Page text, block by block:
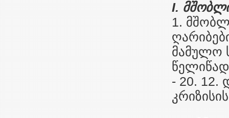
I.
1.
მამულო
- 20. 12.